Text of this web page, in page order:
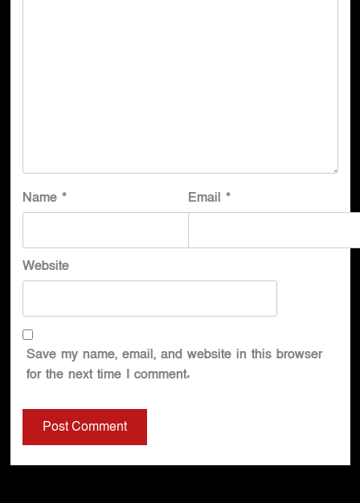
Name * Email *
Website
Save my name, email, and website in this browser
for the next time I comment.